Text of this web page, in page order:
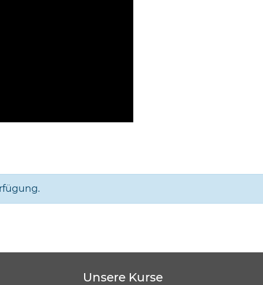
Unsere Kurse